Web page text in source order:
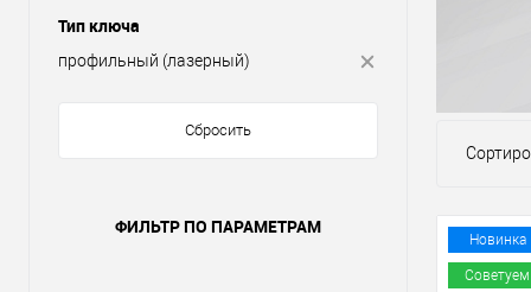
Тип ключа
профильный (лазерный)
Сбросить
ФИЛЬТР ПО ПАРАМЕТРАМ
Новинка
Советуем